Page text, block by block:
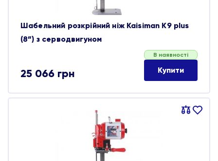
Шабельний розкрійний ніж Kaisiman K9 plus
(8”) з серводвигуном
25 066 грн
В наявності
Купити
Порівняти
В